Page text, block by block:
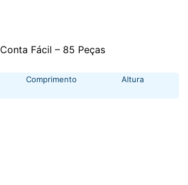
Conta Fácil – 85 Peças
Comprimento Altura